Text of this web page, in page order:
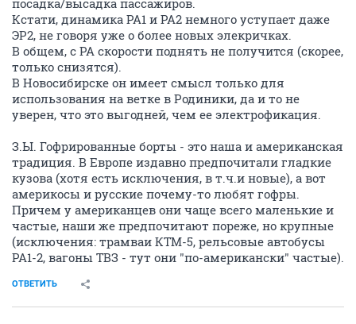
Кстати, динамика РА1 и РА2 немного уступает даже
ЭР2, не говоря уже о более новых элекричках.
В общем, с РА скорости поднять не получится (скорее,
только снизятся).
В Новосибирске он имеет смысл только для
использования на ветке в Родиники, да и то не
уверен, что это выгодней, чем ее электрофикация.
З.Ы. Гофрированные борты - это наша и американская
традиция. В Европе издавно предпочитали гладкие
кузова (хотя есть исключения, в т.ч.и новые), а вот
америкосы и русские почему-то любят гофры.
Причем у американцев они чаще всего маленькие и
частые, наши же предпочитают пореже, но крупные
(исключения: трамваи КТМ-5, рельсовые автобусы
РА1-2, вагоны ТВЗ - тут они "по-американски" частые).
ОТВЕТИТЬ